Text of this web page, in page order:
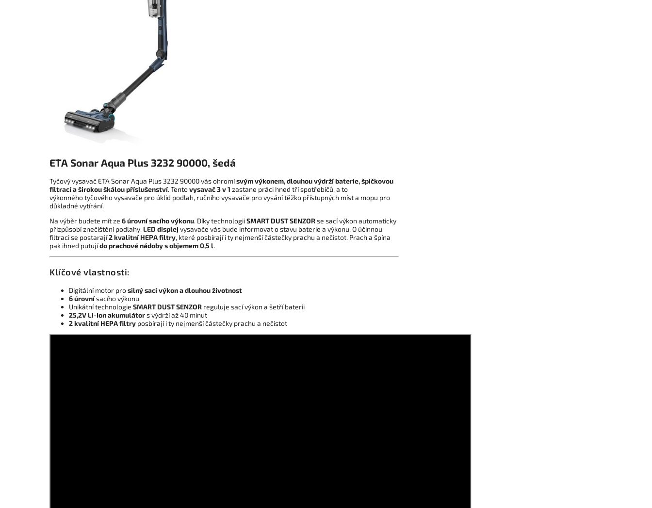
ETA Sonar Aqua Plus 3232 90000, šedá
Tyčový vysavač ETA Sonar Aqua Plus 3232 90000 vás ohromísvým výkonem, dlouhou výdrží baterie, špičkovou
filtrací a širokou škálou příslušenství. Tentovysavač 3 v 1 zastane práci hned tří spotřebičů, a to
výkonného tyčového vysavače pro úklid podlah, ručního vysavače pro vysání těžko přístupných míst a mopu pro
důkladné vytírání.
Na výběr budete mít ze 6 úrovní sacího výkonu. Díky technologiiSMART DUST SENZORse sací výkon automaticky
přizpůsobí znečištění podlahy. LED displej vysavače vás bude informovat o stavu baterie a výkonu. O účinnou
filtraci se postarají2 kvalitní HEPA filtry, které posbírají i ty nejmenší částečky prachu a nečistot. Prach a špína
pak ihned putujído prachové nádoby s objemem 0,5 l.
Klíčové vlastnosti:
Digitální motor prosilný sací výkon a dlouhou životnost
6 úrovnísacího výkonu
Unikátní technologie SMART DUST SENZOR reguluje sací výkon a šetří baterii
25,2V Li-Ion akumulátors výdrží až 40 minut
2 kvalitní HEPA filtry posbírají i ty nejmenší částečky prachu a nečistot